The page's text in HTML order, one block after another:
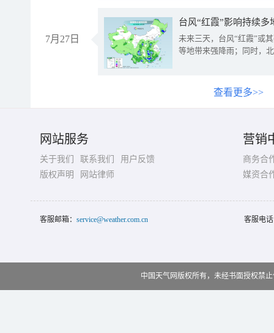
7月27日
台风“红霞”影响持续
未来三天，台风“红霞”或
等地带来强降雨；同时，
查看更多>>
网站服务
关于我们 联系我们
用户反馈
版权声明
网站律师
营销
商务合
媒资合
客服邮箱： service@weather.com.cn 客服电
中国天气网版权所有，未经书面授权